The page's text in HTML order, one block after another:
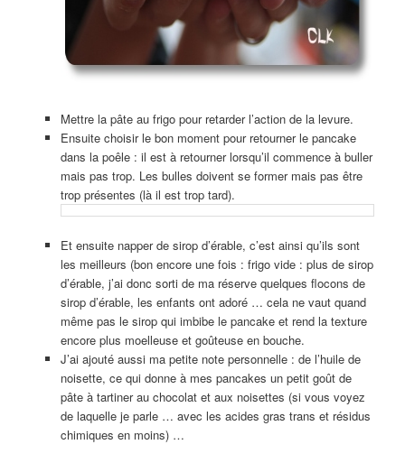
Mettre la pâte au frigo pour retarder l’action de la levure.
Ensuite choisir le bon moment pour retourner le pancake
dans la poêle : il est à retourner lorsqu’il commence à buller
mais pas trop. Les bulles doivent se former mais pas être
trop présentes (là il est trop tard).
Et ensuite napper de sirop d’érable, c’est ainsi qu’ils sont
les meilleurs (bon encore une fois : frigo vide : plus de sirop
d’érable, j’ai donc sorti de ma réserve quelques flocons de
sirop d’érable, les enfants ont adoré … cela ne vaut quand
même pas le sirop qui imbibe le pancake et rend la texture
encore plus moelleuse et goûteuse en bouche.
J’ai ajouté aussi ma petite note personnelle : de l’huile de
noisette, ce qui donne à mes pancakes un petit goût de
pâte à tartiner au chocolat et aux noisettes (si vous voyez
de laquelle je parle … avec les acides gras trans et résidus
chimiques en moins) …